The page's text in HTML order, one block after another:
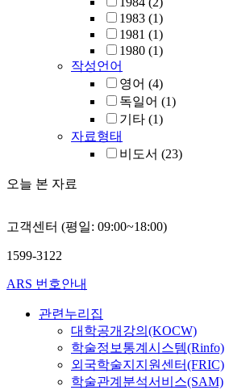
1983 (1)
1981 (1)
1980 (1)
작성언어
영어 (4)
독일어 (1)
기타 (1)
자료형태
비도서 (23)
오늘 본 자료
고객센터 (평일: 09:00~18:00)
1599-3122
ARS 번호안내
관련누리집
대학공개강의(KOCW)
학술정보통계시스템(Rinfo)
외국학술지지원센터(FRIC)
학술관계분석서비스(SAM)